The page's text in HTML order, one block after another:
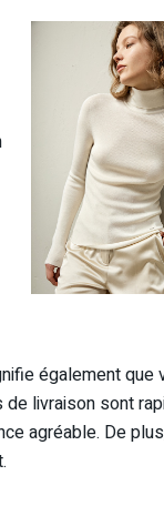
également
de livraison sont
agréable. De